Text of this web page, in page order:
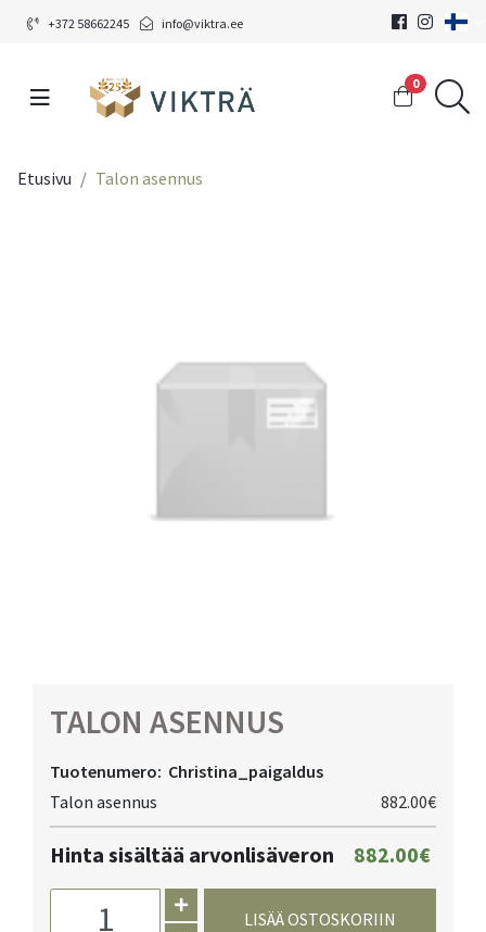
+372 58662245 info@viktra.ee
0
Etusivu Talon asennus
TALON ASENNUS
Tuotenumero: Christina_paigaldus
Talon asennus
882.00€
Hinta sisältää arvonlisäveron 882.00€
LISÄÄ OSTOSKORIIN